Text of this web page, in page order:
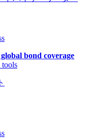
bond coverage
tools